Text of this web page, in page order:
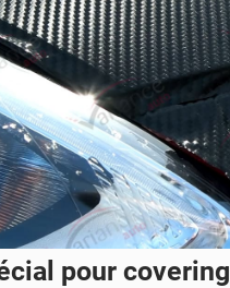
pour covering